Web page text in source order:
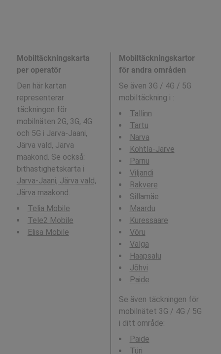
Mobiltäckningskarta
per operatör
Den här kartan
representerar
täckningen för
mobilnäten 2G, 3G, 4G
och 5G i Jarva-Jaani,
Järva vald, Järva
maakond. Se också:
bithastighetskarta i
Jarva-Jaani, Järva vald,
Järva maakond
Telia Mobile
Tele2 Mobile
Elisa Mobile
Mobiltäckningskartor
för andra områden
Se även 3G / 4G / 5G
mobiltäckning i :
Tallinn
Tartu
Narva
Kohtla-Järve
Pärnu
Viljandi
Rakvere
Sillamäe
Maardu
Kuressaare
Võru
Valga
Haapsalu
Jõhvi
Paide
Se även täckningen för
mobilnätet 3G / 4G / 5G
i ditt område:
Paide
Türi